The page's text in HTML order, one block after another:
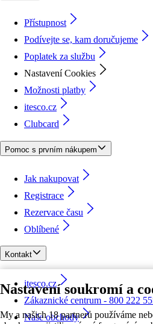
Nastavení soukromí a
My a našich 18 partnerů používáme
Přístupnost
Podívejte se, kam doručujeme
Poplatek za službu
Nastavení Cookies
Možnosti platby
itesco.cz
Clubcard
Pomoc s prvním nákupem
Jak nakupovat
Registrace
Rezervace času
Oblíbené
Kontakt
itesco.cz
Zákaznické centrum - 800 222
Naše obchody